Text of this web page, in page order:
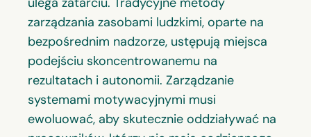
zarządzania zasobami ludzkimi, oparte na
bezpośrednim nadzorze, ustępują miejsca
podejściu skoncentrowanemu na
rezultatach i autonomii. Zarządzanie
systemami motywacyjnymi musi
ewoluować, aby skutecznie oddziaływać na